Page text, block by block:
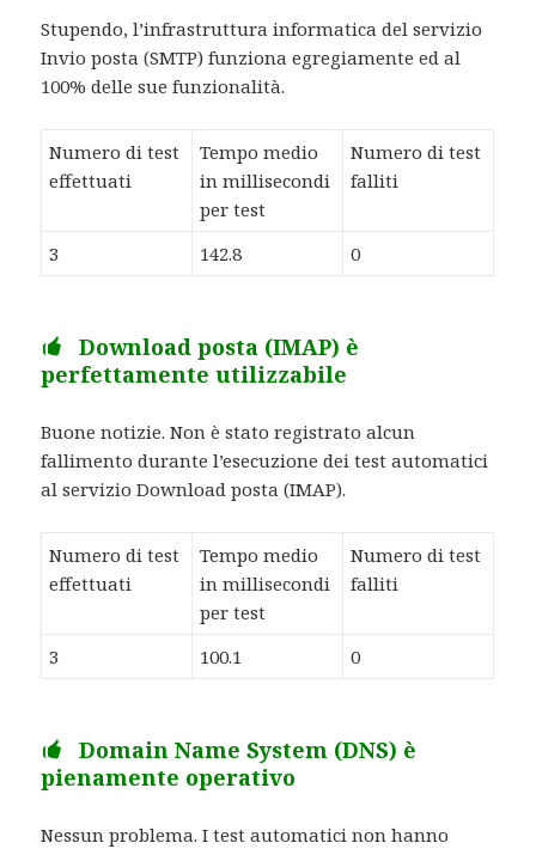
Stupendo, l’infrastruttura informatica del servizio
Invio posta (SMTP) funziona egregiamente ed al
100% delle sue funzionalità.
Numero di test
effettuati
Tempo medio
in millisecondi
per test
Numero di test
falliti
3 142.8 0
Download posta (IMAP) è
perfettamente utilizzabile
Buone notizie. Non è stato registrato alcun
fallimento durante l’esecuzione dei test automatici
al servizio Download posta (IMAP).
Numero di test
effettuati
Tempo medio
in millisecondi
per test
Numero di test
falliti
3 100.1 0
Domain Name System (DNS) è
pienamente operativo
Nessun problema. I test automatici non hanno